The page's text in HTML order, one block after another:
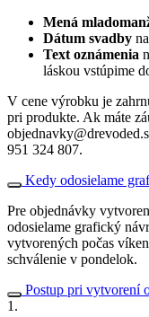
Mená
Dátum svadby
Text oznámenia
láskou vstúpime
V cene výrobku je
pri produkte. Ak máte
951 324 807.
Kedy odosielame
Pre objednávky
odosielame grafický
vytvorených počas
schválenie v pondelok.
Postup pri vytvorení
1.